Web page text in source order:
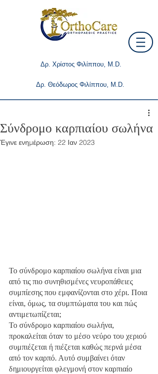
Δρ. Χρίστος Φιλίππου, M.D.
Δρ. Θεόδωρος Φιλίππου, M.D.
Σύνδρομο καρπιαίου σωλήνα
Έγινε ενημέρωση: 22 Ιαν 2023
Το σύνδρομο καρπιαίου σωλήνα είναι μια
από τις πιο συνηθισμένες νευροπάθειες
συμπίεσης που εμφανίζονται στο χέρι. Ποια
είναι, όμως, τα συμπτώματα του και πώς
αντιμετωπίζεται;
Το σύνδρομο καρπιαίου σωλήνα,
προκαλείται όταν το μέσο νεύρο του χεριού
συμπιέζεται ή πιέζεται καθώς περνά μέσα
από τον καρπό. Αυτό συμβαίνει όταν
δημιουργείται φλεγμονή στον καρπιαίο